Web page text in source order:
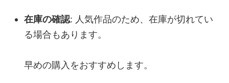
在庫の確認: 人気作品のため、在庫が切れてい
る場合もあります。
早めの購入をおすすめします。